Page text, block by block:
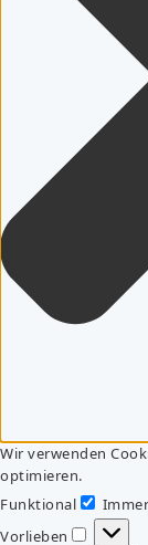
Wir verwenden
optimieren.
Funktional
Vorlieben